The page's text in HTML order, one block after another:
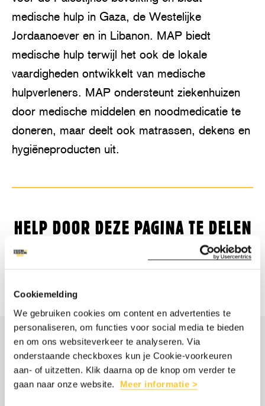
Cookiemelding
We gebruiken cookies om content en advertenties te
personaliseren, om functies voor social media te bieden
en om ons websiteverkeer te analyseren. Via
onderstaande checkboxes kun je Cookie-voorkeuren
aan- of uitzetten. Klik daarna op de knop om verder te
gaan naar onze website. Meer informatie >
medische hulp in Gaza, de Westelijke
Jordaanoever en in Libanon. MAP biedt
medische hulp terwijl het ook de lokale
vaardigheden ontwikkelt van medische
hulpverleners. MAP ondersteunt ziekenhuizen
door medische middelen en noodmedicatie te
doneren, maar deelt ook matrassen, dekens en
hygiëneproducten uit.
HELP DOOR DEZE PAGINA TE DELEN
Deel
dit
artikel
op
Facebook
this
article
on
Twitter/Bluesky
dit
artikel
op
LinkedIn
this
article
on
Threads
dit
artikel
via
mail
dit
artikel
op
WhatsApp
MISSCHIEN OOK
INTERESSANT